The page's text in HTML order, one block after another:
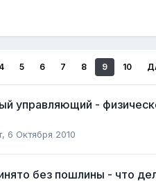
4 5 6 7 8 9 10
управляющий -
, 6 Октября 2010
без пошлины - что